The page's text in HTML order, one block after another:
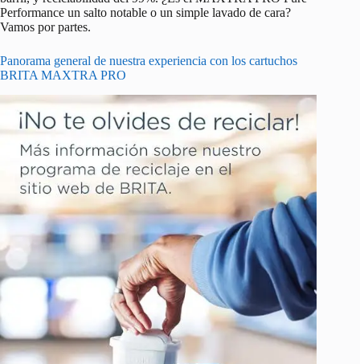
Performance un salto notable o un simple lavado de cara?
Vamos por partes.
Panorama general de nuestra experiencia con los cartuchos
BRITA MAXTRA PRO